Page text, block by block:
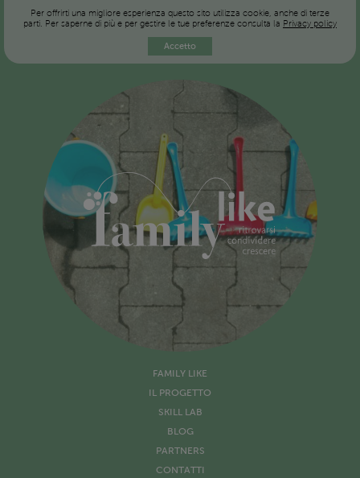
Per offrirti una migliore esperienza questo sito utilizza cookie, anche di terze
parti. Per saperne di più e per gestire le tue preferenze consulta la Privacy policy
Accetto
FAMILY LIKE
IL PROGETTO
SKILL LAB
BLOG
PARTNERS
CONTATTI